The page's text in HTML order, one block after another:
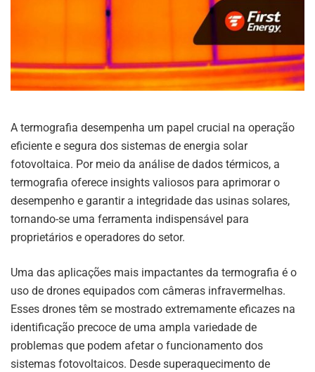
A termografia desempenha um papel crucial na operação
eficiente e segura dos sistemas de energia solar
fotovoltaica. Por meio da análise de dados térmicos, a
termografia oferece insights valiosos para aprimorar o
desempenho e garantir a integridade das usinas solares,
tornando-se uma ferramenta indispensável para
proprietários e operadores do setor.
Uma das aplicações mais impactantes da termografia é o
uso de drones equipados com câmeras infravermelhas.
Esses drones têm se mostrado extremamente eficazes na
identificação precoce de uma ampla variedade de
problemas que podem afetar o funcionamento dos
sistemas fotovoltaicos. Desde superaquecimento de